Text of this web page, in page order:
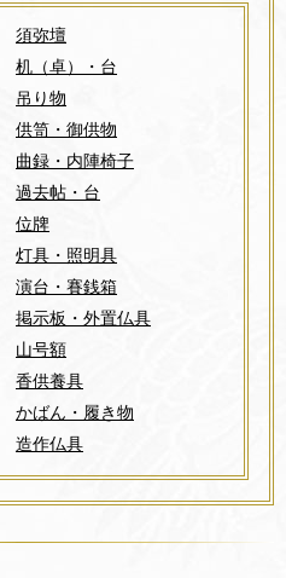
須弥壇
机（卓）・台
吊り物
供笥・御供物
曲録・内陣椅子
過去帖・台
位牌
灯具・照明具
演台・賽銭箱
掲示板・外置仏具
山号額
香供養具
かばん・履き物
造作仏具